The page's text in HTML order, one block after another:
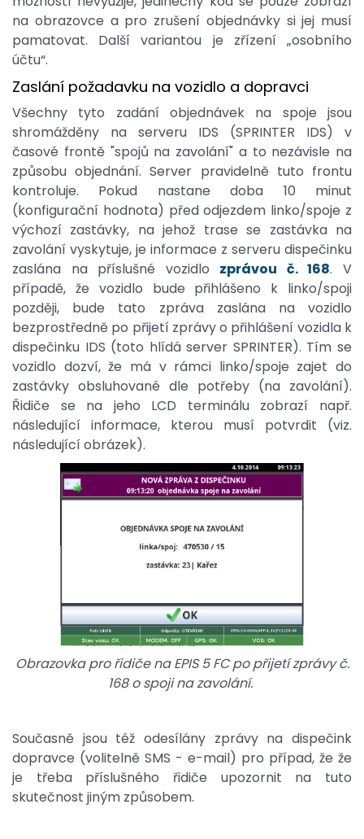
na obrazovce a pro zrušení objednávky si jej musí
pamatovat. Další variantou je zřízení „osobního
účtu“.
Zaslání požadavku na vozidlo a dopravci
Všechny tyto zadání objednávek na spoje jsou
shromážděny na serveru IDS (SPRINTER IDS) v
časové frontě "spojů na zavolání" a to nezávisle na
způsobu objednání. Server pravidelně tuto frontu
kontroluje. Pokud nastane doba 10 minut
(konfigurační hodnota) před odjezdem linko/spoje z
výchozí zastávky, na jehož trase se zastávka na
zavolání vyskytuje, je informace z serveru dispečinku
zaslána na příslušné vozidlo zprávou č. 168. V
případě, že vozidlo bude přihlášeno k linko/spoji
později, bude tato zpráva zaslána na vozidlo
bezprostředně po přijetí zprávy o přihlášení vozidla k
dispečinku IDS (toto hlídá server SPRINTER). Tím se
vozidlo dozví, že má v rámci linko/spoje zajet do
zastávky obsluhované dle potřeby (na zavolání).
Řidiče se na jeho LCD terminálu zobrazí např.
následující informace, kterou musí potvrdit (viz.
následující obrázek).
Obrazovka pro řidiče na EPIS 5 FC po přijetí zprávy č.
168 o spoji na zavolání.
Současně jsou též odesílány zprávy na dispečink
dopravce (volitelně SMS - e-mail) pro případ, že že
je třeba příslušného řidiče upozornit na tuto
skutečnost jiným způsobem.